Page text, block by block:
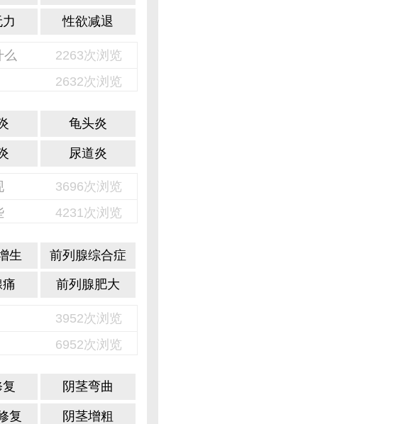
性欲减退
么
2263次浏览
2632次浏览
龟头炎
尿道炎
3696次浏览
4231次浏览
生 前列腺综合症
前列腺肥大
3952次浏览
6952次浏览
阴茎弯曲
复 阴茎增粗